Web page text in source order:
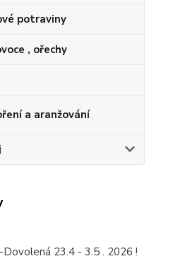
potraviny
, ořechy
a aranžování
Dovolená 23.4 - 3.5 . 2026 !